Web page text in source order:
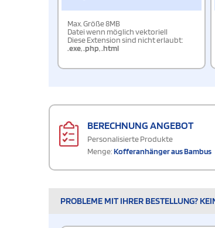
Max. Größe 8MB
Datei wenn möglich vektoriell
Diese Extension sind nicht erlaubt:
.exe,.php,.html
BERECHNUNG ANGEBOT
Personalisierte Produkte
Menge:Kofferanhänger aus Bambus
PROBLEME MIT IHRER BESTELLUNG?